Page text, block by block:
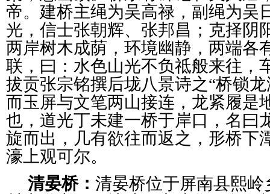
帝。建桥主绳为吴高禄，副绳为吴
光，信士张朝辉、张邦昌；克择阴
两岸树木成荫，环境幽静，两端各
联，曰：水色山光不负祗般来往，
拔贡张宗铭撰后垅八景诗之“桥锁
而玉屏与文笔两山接连，龙紧履是
也，道光丁未建一桥于岸口，名曰
旋而出，几有欲往而返之，形桥下
濠上观可尔。
清晏桥： 清晏桥位于屏南县熙